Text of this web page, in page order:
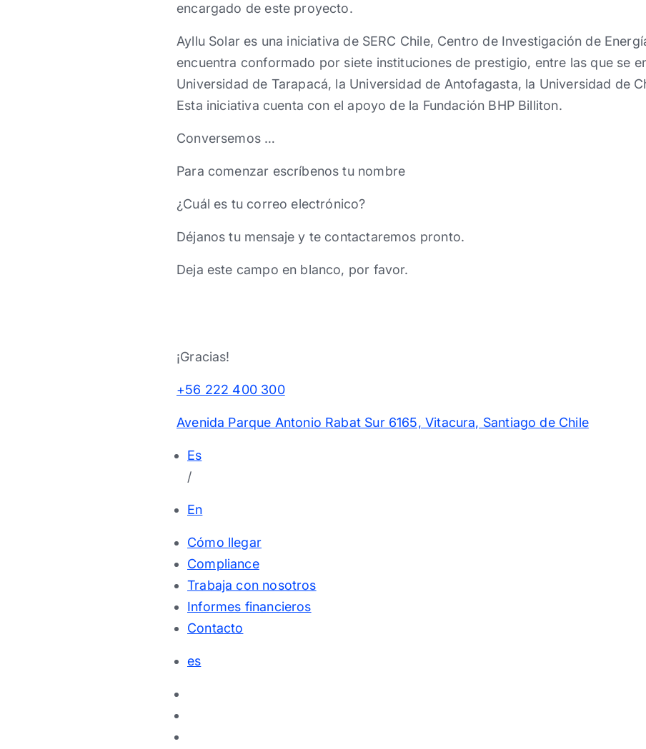
encargado de este proyecto.
Ayllu Solar es una iniciativa de SERC Chile, Centro de Investigación de
encuentra conformado por siete instituciones de prestigio, entre las que se
Universidad de Tarapacá, la Universidad de Antofagasta, la Universidad de
Esta iniciativa cuenta con el apoyo de la Fundación BHP Billiton.
Conversemos …
Para comenzar escríbenos tu nombre
¿Cuál es tu correo electrónico?
Déjanos tu mensaje y te contactaremos pronto.
Deja este campo en blanco, por favor.
¡Gracias!
+56 222 400 300
Avenida Parque Antonio Rabat Sur 6165, Vitacura, Santiago de Chile
Es
/
En
Cómo llegar
Compliance
Trabaja con nosotros
Informes financieros
Contacto
es